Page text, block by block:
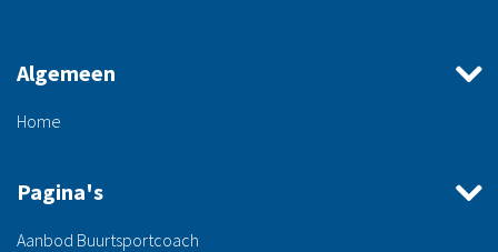
Algemeen
Home
Pagina's
Aanbod Buurtsportcoach